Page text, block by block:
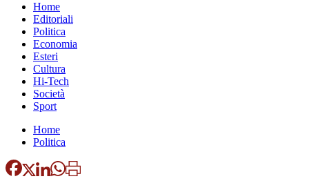
Home
Editoriali
Politica
Economia
Esteri
Cultura
Hi-Tech
Società
Sport
Home
Politica